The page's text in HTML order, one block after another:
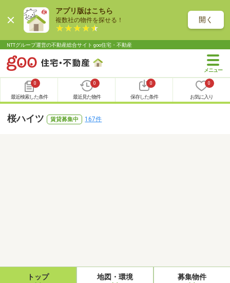
アプリ版はこちら
複数社の物件を探せる！ 開く
NTTグループ運営の不動産総合サイト goo住宅・不動産
0
最近検索した条件
0
最近見た物件
0
保存した条件
0
お気に入り
桜ハイツ 賃貸募集中 167件
トップ 地図・環境 募集物件